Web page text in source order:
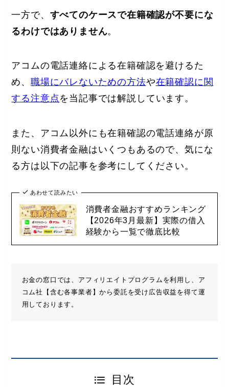
一方で、 すべてのケースで在籍確認が不要にな
るわけではありません。
アコムの電話連絡による在籍確認を避けるた
め、職場にバレないための方法や在籍確認に関
する注意点を当記事では解説しています。
また、アコム以外にも在籍確認の電話連絡が原
則ない消費者金融はいくつもあるので、気にな
る方は以下の記事を参考にしてください。
あわせて読みたい
消費者金融おすすめランキング
【2026年3月最新】実際の借入
経験から一覧で徹底比較
お金の窓口では、アフィリエイトプログラムを利用し、ア
コム社【含む各事業者】から委託を受け広告収益を得て運
用しております。
目次